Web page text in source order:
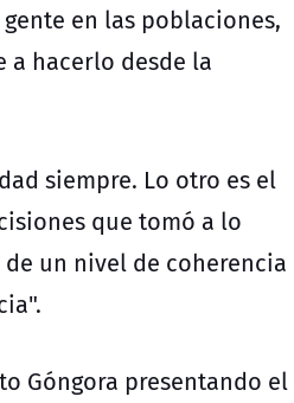
en las poblaciones,
a hacerlo desde la
siempre. Lo otro es el
que tomó a lo
un nivel de coherencia
Góngora presentando el